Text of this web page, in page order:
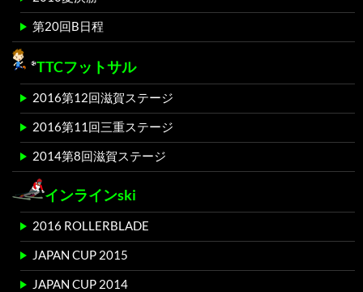
第20回B日程
TTCフットサル
2016第12回滋賀ステージ
2016第11回三重ステージ
2014第8回滋賀ステージ
インラインski
2016 ROLLERBLADE
JAPAN CUP 2015
JAPAN CUP 2014